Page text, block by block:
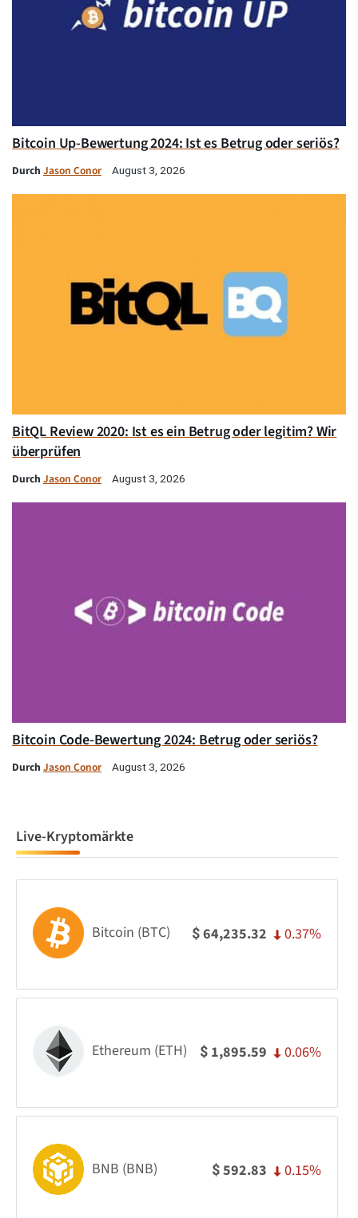
Bitcoin Up-Bewertung 2024: Ist es Betrug oder seriös?
Durch Jason Conor August 3, 2026
BitQL Review 2020: Ist es ein Betrug oder legitim? Wir
überprüfen
Durch Jason Conor August 3, 2026
Bitcoin Code-Bewertung 2024: Betrug oder seriös?
Durch Jason Conor August 3, 2026
Live-Kryptomärkte
Bitcoin (BTC) $64,235.32 0.37%
Ethereum (ETH) $ 1,895.59 0.06%
BNB (BNB) $592.83 0.15%